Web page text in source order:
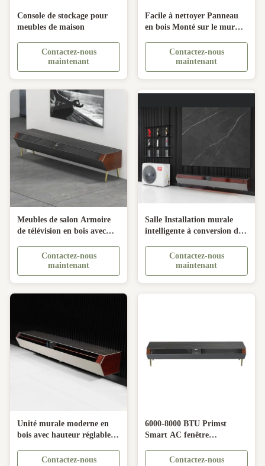
Console de stockage pour
meubles de maison
Contactez-nous
maintenant
Facile à nettoyer Panneau
en bois Monté sur le mur
meubles électriques de salon
Contactez-nous
maintenant
Meubles de salon Armoire
de télévision en bois avec
électrique et panneau LED
moderne
Contactez-nous
maintenant
Salle Installation murale
intelligente à conversion de
Climatisation avec pompe à
chaleur Économie d'énergie
Contactez-nous
maintenant
Unité murale moderne en
bois avec hauteur réglable et
Contactez-nous
6000-8000 BTU Primst
Smart AC fenêtre
télécommande
Contactez-nous